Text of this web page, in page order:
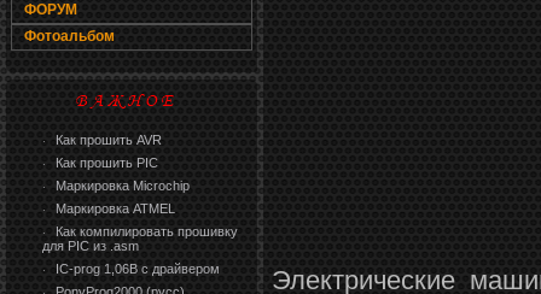
ФОРУМ
Фотоальбом
· Как прошить AVR
· Как прошить PIC
· Маркировка Microchip
· Маркировка ATMEL
·
Как компилировать прошивку
для PIC из .asm
· IC-prog 1,06В с драйвером
Электрические